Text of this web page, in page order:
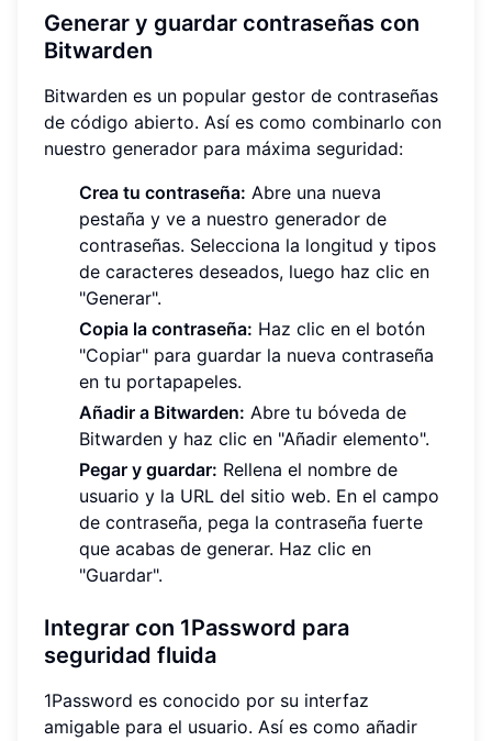
Generar y guardar contraseñas con
Bitwarden
Bitwarden es un popular gestor de contraseñas
de código abierto. Así es como combinarlo con
nuestro generador para máxima seguridad:
Crea tu contraseña: Abre una nueva
pestaña y ve a nuestro generador de
contraseñas. Selecciona la longitud y tipos
de caracteres deseados, luego haz clic en
"Generar".
Copia la contraseña: Haz clic en el botón
"Copiar" para guardar la nueva contraseña
en tu portapapeles.
Añadir a Bitwarden: Abre tu bóveda de
Bitwarden y haz clic en "Añadir elemento".
Pegar y guardar: Rellena el nombre de
usuario y la URL del sitio web. En el campo
de contraseña, pega la contraseña fuerte
que acabas de generar. Haz clic en
"Guardar".
Integrar con 1Password para
seguridad fluida
1Password es conocido por su interfaz
amigable para el usuario. Así es como añadir